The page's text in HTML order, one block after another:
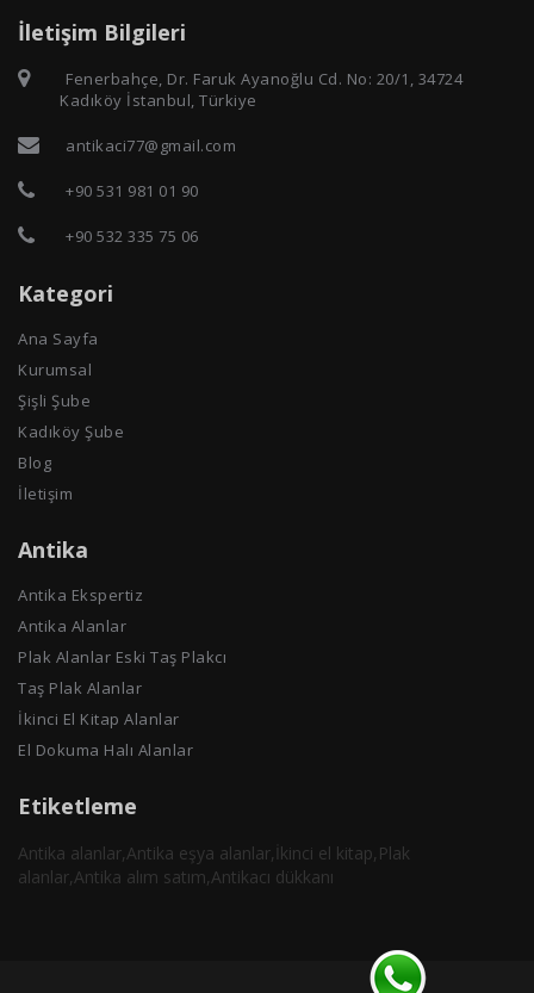
İletişim Bilgileri
Fenerbahçe, Dr. Faruk Ayanoğlu Cd. No: 20/1, 34724
Kadıköy İstanbul, Türkiye
antikaci77@gmail.com
+90 531 981 01 90
+90 532 335 75 06
Kategori
Ana Sayfa
Kurumsal
Şişli Şube
Kadıköy Şube
Blog
İletişim
Antika
Antika Ekspertiz
Antika Alanlar
Plak Alanlar Eski Taş Plakcı
Taş Plak Alanlar
İkinci El Kitap Alanlar
El Dokuma Halı Alanlar
Etiketleme
Antika alanlar,Antika eşya alanlar,İkinci el kitap,Plak
alanlar,Antika alım satım,Antikacı dükkanı